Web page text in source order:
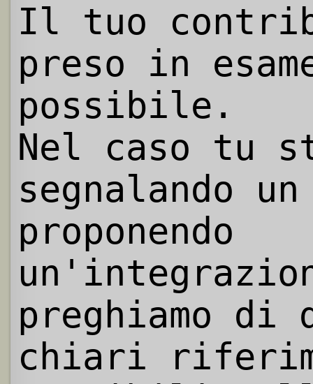
Il tuo
preso in
possibile.
Nel caso tu
segnalando
proponendo
preghiamo
chiari